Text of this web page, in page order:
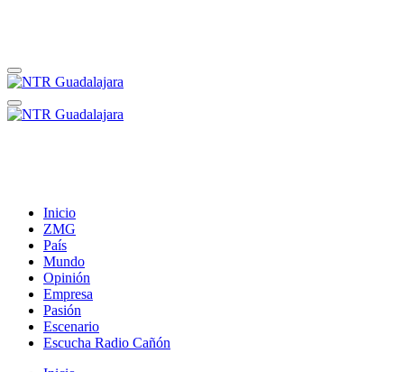
Inicio
ZMG
País
Mundo
Opinión
Empresa
Pasión
Escenario
Escucha Radio Cañón